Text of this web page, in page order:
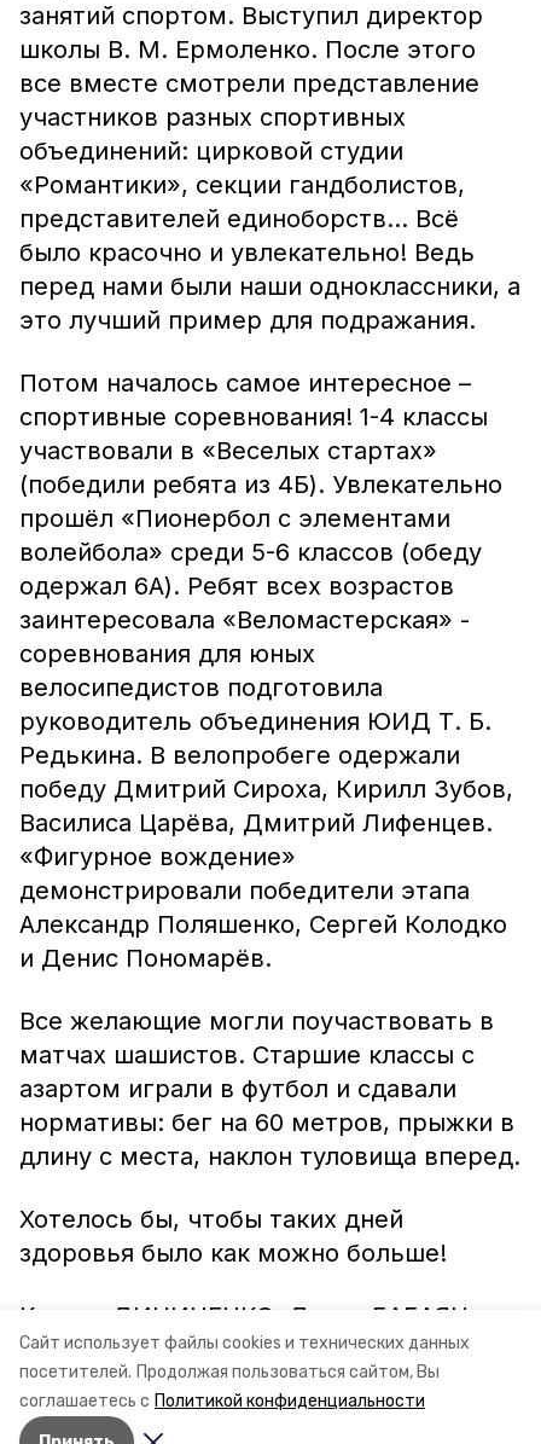
Сайт использует файлы cookies и технических данных
посетителей. Продолжая пользоваться сайтом, Вы
соглашаетесь с Политикой конфиденциальности
занятий спортом. Выступил директор
школы В. М. Ермоленко. После этого
все вместе смотрели представление
участников разных спортивных
объединений: цирковой студии
«Романтики», секции гандболистов,
представителей единоборств... Всё
было красочно и увлекательно! Ведь
перед нами были наши одноклассники, а
это лучший пример для подражания.
Потом началось самое интересное –
спортивные соревнования! 1-4 классы
участвовали в «Веселых стартах»
(победили ребята из 4Б). Увлекательно
прошёл «Пионербол с элементами
волейбола» среди 5-6 классов (обеду
одержал 6А). Ребят всех возрастов
заинтересовала «Веломастерская» -
соревнования для юных
велосипедистов подготовила
руководитель объединения ЮИД Т. Б.
Редькина. В велопробеге одержали
победу Дмитрий Сироха, Кирилл Зубов,
Василиса Царёва, Дмитрий Лифенцев.
«Фигурное вождение»
демонстрировали победители этапа
Александр Поляшенко, Сергей Колодко
и Денис Пономарёв.
Все желающие могли поучаствовать в
матчах шашистов. Старшие классы с
азартом играли в футбол и сдавали
нормативы: бег на 60 метров, прыжки в
длину с места, наклон туловища вперед.
Хотелось бы, чтобы таких дней
здоровья было как можно больше!
Ксения ДИНИЧЕНКО, Диана БАБАЯН,
Ученицы 6А класса школы № 14 с.
Курсавка.